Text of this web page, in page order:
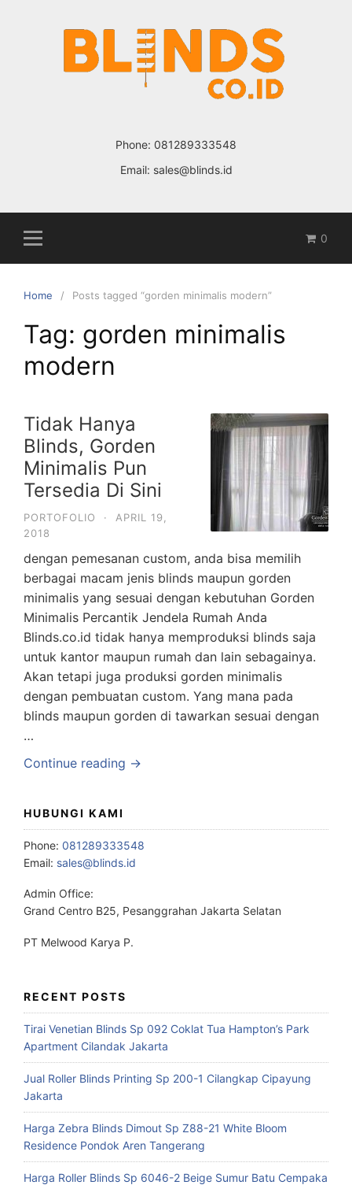
Phone: 081289333548
Email: sales@blinds.id
0
Home Posts tagged “gorden minimalis modern”
Tag: gorden minimalis
modern
Tidak Hanya
Blinds, Gorden
Minimalis Pun
Tersedia Di Sini
PORTOFOLIO ·
APRIL 19,
2018
dengan pemesanan custom, anda bisa memilih
berbagai macam jenis blinds maupun gorden
minimalis yang sesuai dengan kebutuhan Gorden
Minimalis Percantik Jendela Rumah Anda
Blinds.co.id tidak hanya memproduksi blinds saja
untuk kantor maupun rumah dan lain sebagainya.
Akan tetapi juga produksi gorden minimalis
dengan pembuatan custom. Yang mana pada
blinds maupun gorden di tawarkan sesuai dengan
…
Continue reading →
HUBUNGI KAMI
Phone: 081289333548
Email: sales@blinds.id
Admin Office:
Grand Centro B25, Pesanggrahan Jakarta Selatan
PT Melwood Karya P.
RECENT POSTS
Tirai Venetian Blinds Sp 092 Coklat Tua Hampton’s Park
Apartment Cilandak Jakarta
Jual Roller Blinds Printing Sp 200-1 Cilangkap Cipayung
Jakarta
Harga Zebra Blinds Dimout Sp Z88-21 White Bloom
Residence Pondok Aren Tangerang
Harga Roller Blinds Sp 6046-2 Beige Sumur Batu Cempaka